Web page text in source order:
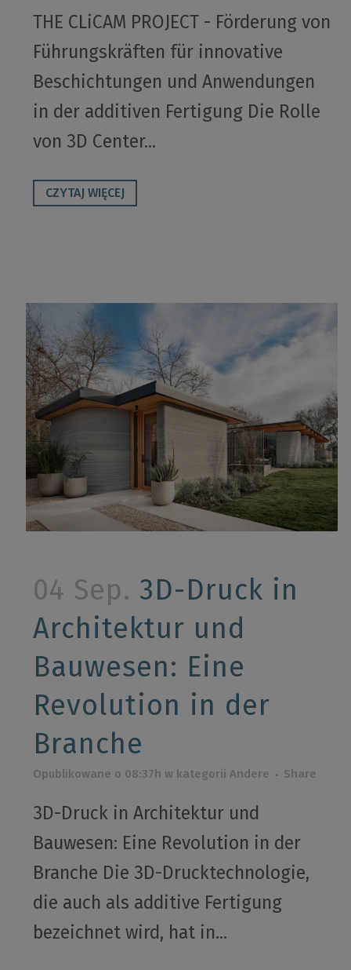
THE CLiCAM PROJECT - Förderung von
Führungskräften für innovative
Beschichtungen und Anwendungen
in der additiven Fertigung Die Rolle
von 3D Center...
CZYTAJ WIĘCEJ
04 Sep. 3D-Druck in
Architektur und
Bauwesen: Eine
Revolution in der
Branche
Opublikowane o 08:37h w kategoriiAndere Share
3D-Druck in Architektur und
Bauwesen: Eine Revolution in der
Branche Die 3D-Drucktechnologie,
die auch als additive Fertigung
bezeichnet wird, hat in...